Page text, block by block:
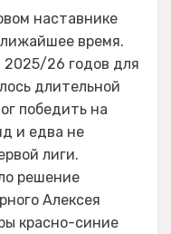
наставнике
время.
2025/26 годов для
длительной
победить на
и едва не
лиги.
решение
Алексея
красно-синие